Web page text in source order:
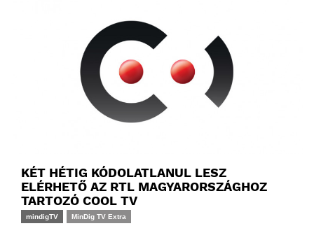
KÉT HÉTIG KÓDOLATLANUL LESZ
ELÉRHETŐ AZ RTL MAGYARORSZÁGHOZ
TARTOZÓ COOL TV
mindigTV MinDig TV Extra